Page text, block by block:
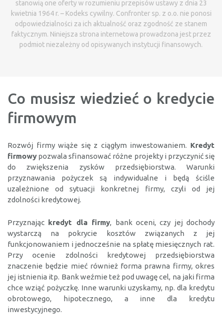
stanowią one oferty w rozumieniu przepisów ustawy z dnia 23
kwietnia 1964 r. – Kodeks cywilny. Confronter sp. z o.o. nie ponosi
odpowiedzialności za ich aktualność oraz zgodność ze stanem
faktycznym. Niniejsza strona internetowa prowadzona jest przez
podmiot niezależny od opisywanych instytucji finansowych.
Co musisz wiedzieć o kredycie
firmowym
Rozwój firmy wiąże się z ciągłym inwestowaniem. Kredyt
firmowy pozwala sfinansować różne projekty i przyczynić się
do zwiększenia zysków przedsiębiorstwa. Warunki
przyznawania pożyczek są indywidualne i będą ściśle
uzależnione od sytuacji konkretnej firmy, czyli od jej
zdolności kredytowej.
Przyznając kredyt dla firmy, bank oceni, czy jej dochody
wystarczą na pokrycie kosztów związanych z jej
funkcjonowaniem i jednocześnie na spłatę miesięcznych rat.
Przy ocenie zdolności kredytowej przedsiębiorstwa
znaczenie będzie mieć również forma prawna firmy, okres
jej istnienia itp. Bank weźmie też pod uwagę cel, na jaki firma
chce wziąć pożyczkę. Inne warunki uzyskamy, np. dla kredytu
obrotowego, hipotecznego, a inne dla kredytu
inwestycyjnego.